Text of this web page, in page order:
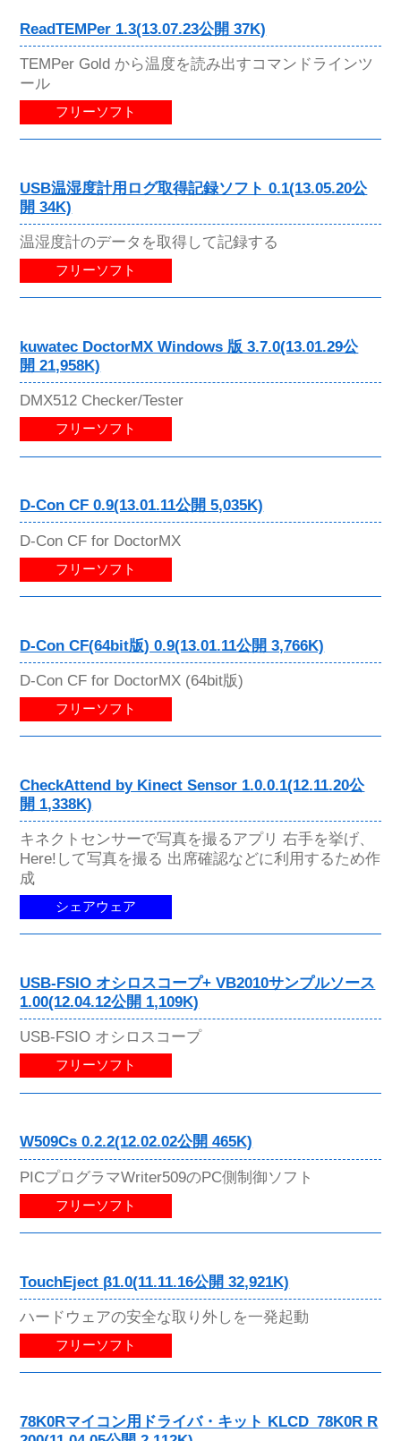
ReadTEMPer 1.3(13.07.23公開 37K)
TEMPer Gold から温度を読み出すコマンドラインツ
ール
フリーソフト
USB温湿度計用ログ取得記録ソフト 0.1(13.05.20公
開 34K)
温湿度計のデータを取得して記録する
フリーソフト
kuwatec DoctorMX Windows 版 3.7.0(13.01.29公
開 21,958K)
DMX512 Checker/Tester
フリーソフト
D-Con CF 0.9(13.01.11公開 5,035K)
D-Con CF for DoctorMX
フリーソフト
D-Con CF(64bit版) 0.9(13.01.11公開 3,766K)
D-Con CF for DoctorMX (64bit版)
フリーソフト
CheckAttend by Kinect Sensor 1.0.0.1(12.11.20公
開 1,338K)
キネクトセンサーで写真を撮るアプリ 右手を挙げ、
Here!して写真を撮る 出席確認などに利用するため作
成
シェアウェア
USB-FSIO オシロスコープ+ VB2010サンプルソース
1.00(12.04.12公開 1,109K)
USB-FSIO オシロスコープ
フリーソフト
W509Cs 0.2.2(12.02.02公開 465K)
PICプログラマWriter509のPC側制御ソフト
フリーソフト
TouchEject β1.0(11.11.16公開 32,921K)
ハードウェアの安全な取り外しを一発起動
フリーソフト
78K0Rマイコン用ドライバ・キット KLCD_78K0R R